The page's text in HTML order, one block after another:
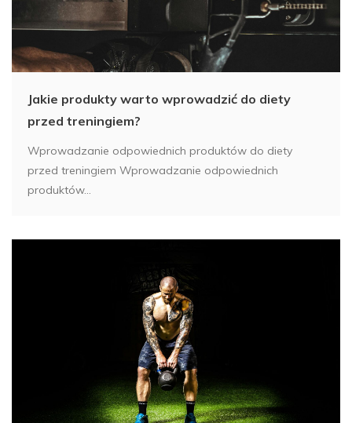
Jakie produkty warto wprowadzić do diety
przed treningiem?
Wprowadzanie odpowiednich produktów do diety
przed treningiem Wprowadzanie odpowiednich
produktów...